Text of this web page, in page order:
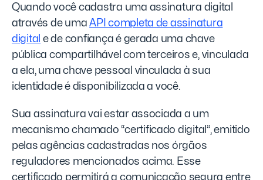
Quando você cadastra uma assinatura digital
através de umaAPI completa de assinatura
digital e de confiança é gerada uma chave
pública compartilhável com terceiros e, vinculada
a ela, uma chave pessoal vinculada à sua
identidade é disponibilizada a você.
Sua assinatura vai estar associada a um
mecanismo chamado “certificado digital”, emitido
pelas agências cadastradas nos órgãos
reguladores mencionados acima. Esse
certificado permitirá a comunicação segura entre